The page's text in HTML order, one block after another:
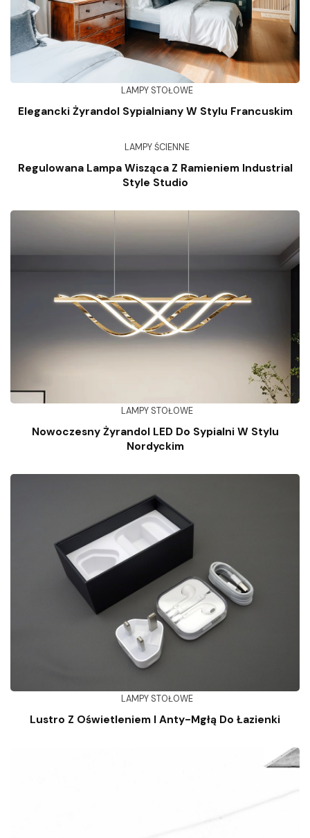
LAMPY STOŁOWE
Elegancki Żyrandol Sypialniany W Stylu Francuskim
LAMPY ŚCIENNE
Regulowana Lampa Wisząca Z Ramieniem Industrial
Style Studio
LAMPY STOŁOWE
Nowoczesny Żyrandol LED Do Sypialni W Stylu
Nordyckim
LAMPY STOŁOWE
Lustro Z Oświetleniem I Anty-Mgłą Do Łazienki